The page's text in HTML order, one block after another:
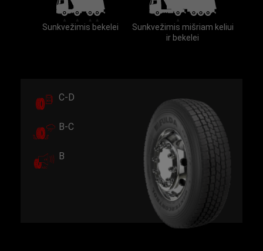
Sunkvežimis bekelei
Sunkvežimis mišriam keliui
ir bekelei
C-D
B-C
B